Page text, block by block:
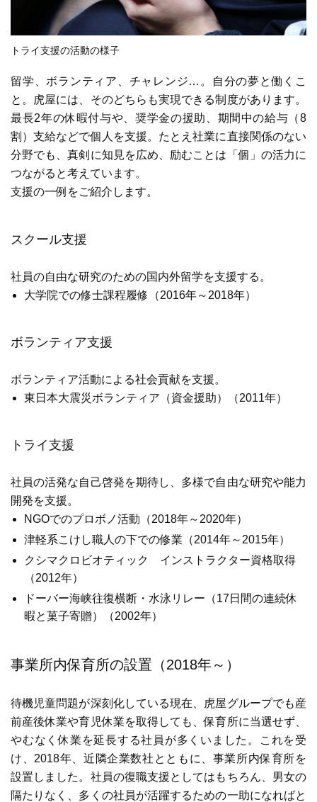
トライ支援の活動の様子
留学、ボランティア、チャレンジ…。自分の夢と働くこ
と。虎屋には、そのどちらも実現できる制度があります。
最長2年の休暇付与や、奨学金の援助、期間中の給与（8
割）支給などで個人を支援。たとえ社業に直接関係のない
分野でも、真剣に知見を広め、励むことは「個」の活力に
つながると考えています。
支援の一例をご紹介します。
スクール支援
社員の自由な研究のための国内外留学を支援する。
大学院での修士課程履修（2016年～2018年）
ボランティア支援
ボランティア活動による社会貢献を支援。
東日本大震災ボランティア（資金援助）（2011年）
トライ支援
社員の活発な自己啓発を期待し、多様で自由な研究や能力
開発を支援。
NGOでのプロボノ活動（2018年～2020年）
津軽系こけし職人の下での修業（2014年～2015年）
クシマクロビオティック インストラクター資格取得
（2012年）
ドーバー海峡往復横断・水泳リレー（17日間の連続休
暇と菓子寄贈）（2002年）
事業所内保育所の設置（2018年～）
待機児童問題が深刻化している現在、虎屋グループでも産
前産後休業や育児休業を取得しても、保育所に当選せず、
やむなく休業を延長する社員が多くいました。これを受
け、2018年、近隣企業数社とともに、事業所内保育所を
設置しました。社員の復職支援としてはもちろん、男女の
隔たりなく、多くの社員が活躍するための一助になればと